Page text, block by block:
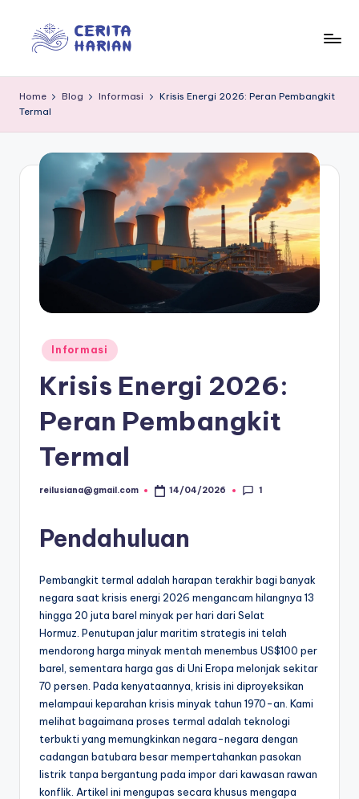
f
o
ia
for
Home Blog Informasi
Krisis Energi 2026: Peran Pembangkit
Termal
Posted
in
Informasi
Krisis Energi 2026:
Peran Pembangkit
Termal
Posted
reilusiana@gmail.com 14/04/2026 1
Pendahuluan
Pembangkit termal adalah harapan terakhir bagi banyak
negara saat krisis energi 2026 mengancam hilangnya 13
hingga 20 juta barel minyak per hari dari Selat
Hormuz. Penutupan jalur maritim strategis ini telah
mendorong harga minyak mentah menembus US$100 per
barel, sementara harga gas di Uni Eropa melonjak sekitar
70 persen. Pada kenyataannya, krisis ini diproyeksikan
melampaui keparahan krisis minyak tahun 1970-an. Kami
melihat bagaimana proses termal adalah teknologi
terbukti yang memungkinkan negara-negara dengan
cadangan batubara besar mempertahankan pasokan
listrik tanpa bergantung pada impor dari kawasan rawan
konflik. Artikel ini mengupas secara khusus mengapa